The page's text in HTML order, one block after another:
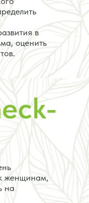
в
оценить
женщинам,
на